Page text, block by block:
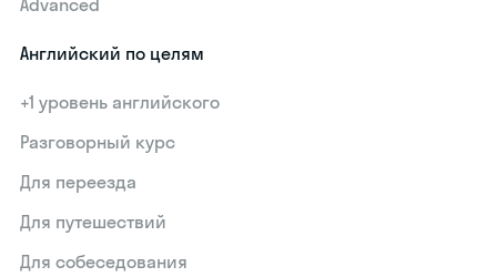
Advanced
Английский по целям
+1 уровень английского
Разговорный курс
Для переезда
Для путешествий
Для собеседования